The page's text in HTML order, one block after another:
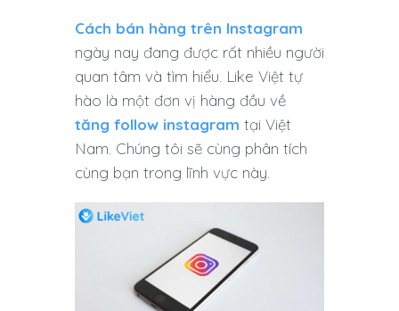
Cách bán hàng trên Instagram
ngày nay đang được rất nhiều người
quan tâm và tìm hiểu. Like Việt tự
hào là một đơn vị hàng đầu về
tăng follow instagram tại Việt
Nam. Chúng tôi sẽ cùng phân tích
cùng bạn trong lĩnh vực này.